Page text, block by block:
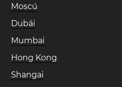
Moscú
Dubái
Mumbai
Hong Kong
Shangai